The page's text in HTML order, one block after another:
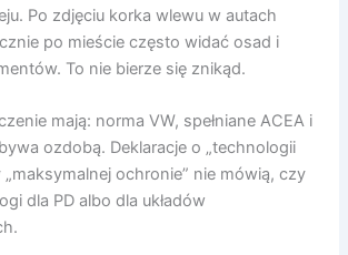
Po zdjęciu korka wlewu w autach
po mieście często widać osad i
To nie bierze się znikąd.
mają: norma VW, spełniane ACEA i
ozdobą. Deklaracje o „technologii
ochronie” nie mówią, czy
dla PD albo dla układów